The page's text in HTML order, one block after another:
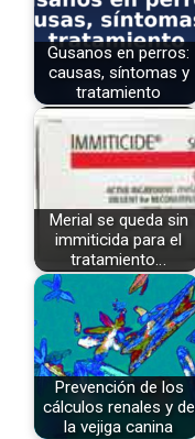
Gusanos en perros:
causas, síntomas y
tratamiento
Merial se queda sin
immiticida para el
tratamiento…
Prevención de los
cálculos renales y de
la vejiga canina